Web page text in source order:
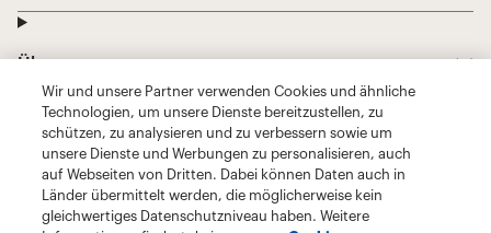
Wir und unsere Partner verwenden Cookies und ähnliche
Technologien, um unsere Dienste bereitzustellen, zu
schützen, zu analysieren und zu verbessern sowie um
unsere Dienste und Werbungen zu personalisieren, auch
auf Webseiten von Dritten. Dabei können Daten auch in
Länder übermittelt werden, die möglicherweise kein
gleichwertiges Datenschutzniveau haben. Weitere